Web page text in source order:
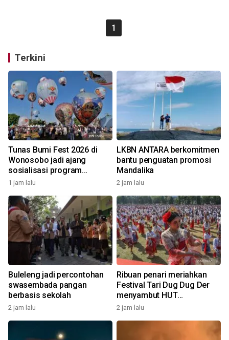
1
Terkini
Tunas Bumi Fest 2026 di
Wonosobo jadi ajang
sosialisasi program
pemerintah lewat balon
1 jam lalu
LKBN ANTARA berkomitmen
bantu penguatan promosi
Mandalika
2 jam lalu
Buleleng jadi percontohan
swasembada pangan
berbasis sekolah
2 jam lalu
Ribuan penari meriahkan
Festival Tari Dug Dug Der
menyambut HUT
Kemerdekaan
2 jam lalu